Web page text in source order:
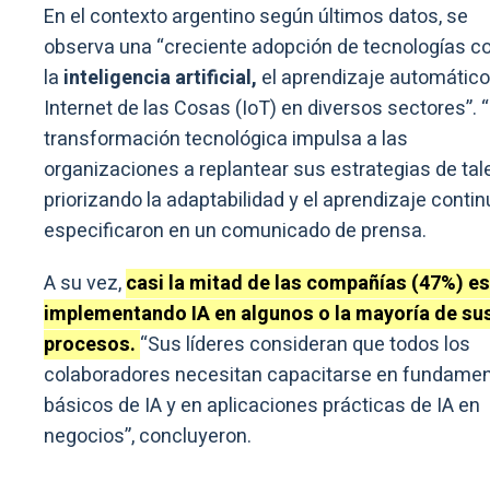
En el contexto argentino según últimos datos, se
observa una “creciente adopción de tecnologías
la inteligencia artificial, el aprendizaje
Internet de las Cosas (IoT) en diversos sectores”.
transformación tecnológica impulsa a las
organizaciones a replantear sus estrategias de
priorizando la adaptabilidad y el aprendizaje
especificaron en un comunicado de prensa.
A su vez,casi la mitad de las compañías (47%)
implementando IA en algunos o la mayoría de
procesos. “Sus líderes consideran que todos los
colaboradores necesitan capacitarse en
básicos de IA y en aplicaciones prácticas de IA en
negocios”, concluyeron.